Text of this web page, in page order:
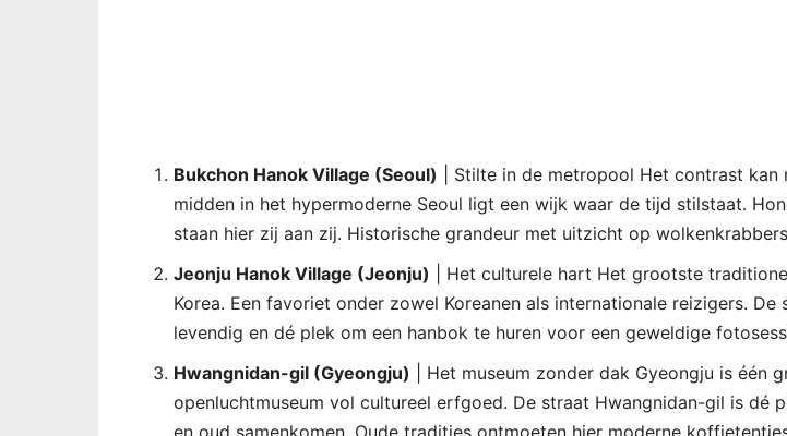
Bukchon Hanok Village (Seoul) | Stilte in de metropool Het contrast kan
midden in het hypermoderne Seoul ligt een wijk waar de tijd stilstaat.
staan hier zij aan zij. Historische grandeur met uitzicht op
Jeonju Hanok Village (Jeonju) | Het culturele hart Het grootste
Korea. Een favoriet onder zowel Koreanen als internationale reizigers. De
levendig en dé plek om een hanbok te huren voor een geweldige
Hwangnidan-gil (Gyeongju) | Het museum zonder dak Gyeongju is één
openluchtmuseum vol cultureel erfgoed. De straat Hwangnidan-gil is dé